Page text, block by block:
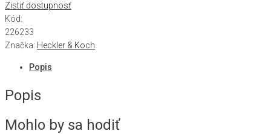
Zistiť dostupnosť
Kód:
226233
Značka: Heckler & Koch
Popis
Popis
Mohlo by sa hodiť